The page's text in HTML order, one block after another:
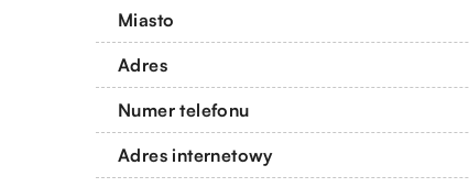
Miasto
Adres
Numer telefonu
Adres internetowy